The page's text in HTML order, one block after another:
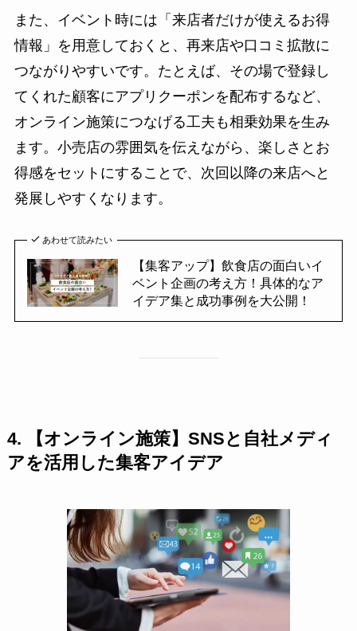
また、イベント時には「来店者だけが使えるお得
情報」を用意しておくと、再来店や口コミ拡散に
つながりやすいです。たとえば、その場で登録し
てくれた顧客にアプリクーポンを配布するなど、
オンライン施策につなげる工夫も相乗効果を生み
ます。小売店の雰囲気を伝えながら、楽しさとお
得感をセットにすることで、次回以降の来店へと
発展しやすくなります。
あわせて読みたい
【集客アップ】飲食店の面白いイ
ベント企画の考え方！具体的なア
イデア集と成功事例を大公開！
4. 【オンライン施策】SNSと自社メディ
アを活用した集客アイデア